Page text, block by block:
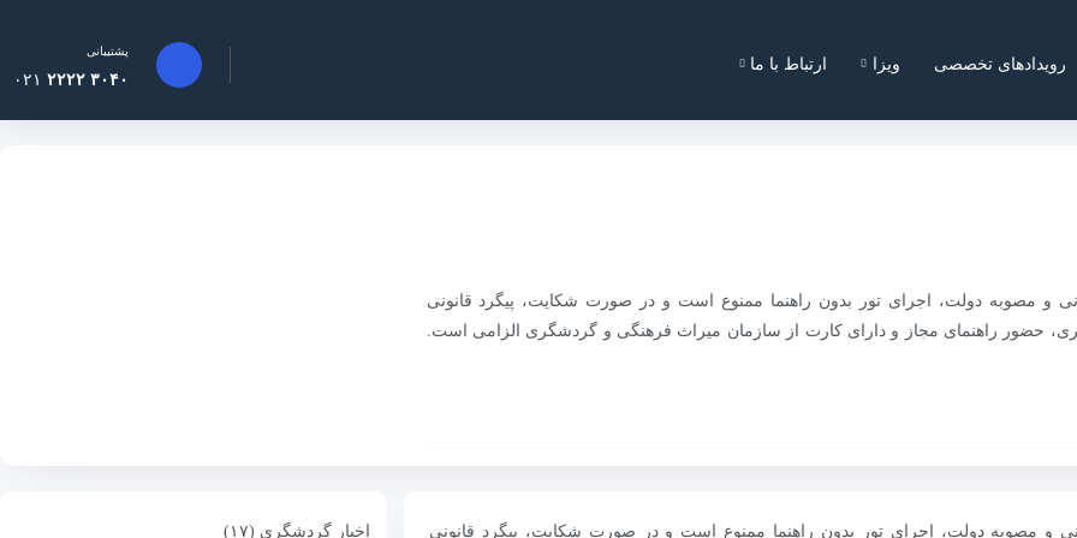
رویدادهای تخصصی ویزا ارتباط با ما
پشتیبانی
۳۰۴۰ ۲۲۲۲ ۰۲۱
و مصوبه دولت، اجرای تور بدون راهنما ممنوع است و در صورت شکایت، پیگرد قانونی
حضور راهنمای مجاز و دارای کارت از سازمان میراث فرهنگی و گردشگری الزامی است.
و مصوبه دولت، اجرای تور بدون راهنما ممنوع است و در صورت شکایت، پیگرد قانونی اخبار گردشگری (۱۷)